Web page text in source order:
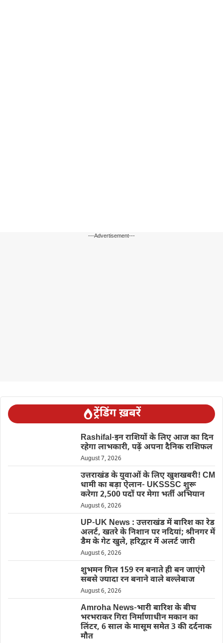
---Advertisement---
ट्रेंडिंग ख़बरें
Rashifal-इन राशियों के लिए आज का दिन
रहेगा लाभकारी, पढ़ें अपना दैनिक राशिफल
August 7, 2026
उत्तराखंड के युवाओं के लिए खुशखबरी! CM
धामी का बड़ा ऐलान- UKSSSC शुरू
करेगा 2,500 पदों पर मेगा भर्ती अभियान
August 6, 2026
UP-UK News : उत्तराखंड में बारिश का रेड
अलर्ट, खतरे के निशान पर नदियां; श्रीनगर में
डैम के गेट खुले, हरिद्वार में अलर्ट जारी
August 6, 2026
शुभमन गिल 159 रन बनाते ही बन जाएंगे
सबसे ज्यादा रन बनाने वाले बल्लेबाज
August 6, 2026
Amroha News-भारी बारिश के बीच
भरभराकर गिरा निर्माणाधीन मकान का
लिंटर, 6 साल के मासूम समेत 3 की दर्दनाक
मौत